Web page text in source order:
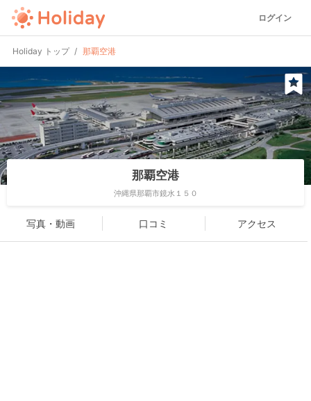
ログイン
Holiday トップ 那覇空港
那覇空港
沖縄県那覇市鏡水１５０
写真・動画 口コミ アクセス